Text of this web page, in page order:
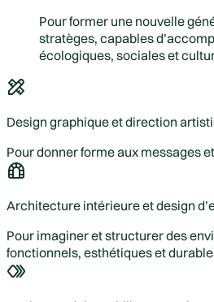
Pour former une nouvelle
stratèges, capables
écologiques, sociales et
Design graphique et direction
Pour donner forme aux messages
Architecture intérieure et design
Pour imaginer et structurer des
fonctionnels, esthétiques et